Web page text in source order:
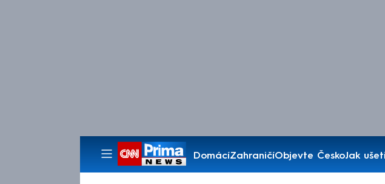
DomácíZahraničíObjevte ČeskoJak
Pořady